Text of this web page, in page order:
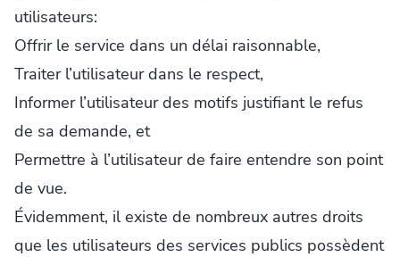
utilisateurs:
Offrir le service dans un délai raisonnable,
Traiter l’utilisateur dans le respect,
Informer l’utilisateur des motifs justifiant le refus
de sa demande, et
Permettre à l’utilisateur de faire entendre son point
de vue.
Évidemment, il existe de nombreux autres droits
que les utilisateurs des services publics possèdent